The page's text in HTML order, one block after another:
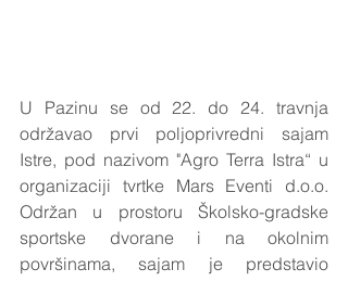
U Pazinu se od 22. do 24. travnja
održavao prvi poljoprivredni sajam
Istre, pod nazivom "Agro Terra Istra“ u
organizaciji tvrtke Mars Eventi d.o.o.
Održan u prostoru Školsko-gradske
sportske dvorane i na okolnim
površinama, sajam je predstavio